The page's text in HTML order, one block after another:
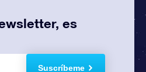
es
Suscríbeme